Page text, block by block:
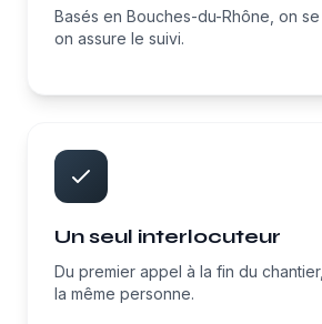
Basés en Bouches-du-Rhône, on
on assure le suivi.
Un seul interlocuteur
Du premier appel à la fin du
la même personne.